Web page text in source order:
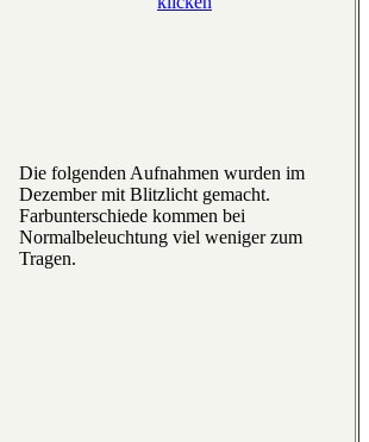
Die folgenden Aufnahmen wurden im
Dezember mit Blitzlicht gemacht.
Farbunterschiede kommen bei
Normalbeleuchtung viel weniger zum
Tragen.